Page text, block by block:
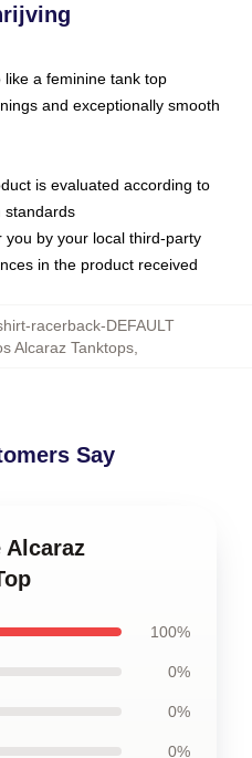
a feminine tank top
and exceptionally smooth
is evaluated according to
standards
by your local third-party
in the product received
racerback-DEFAULT
Alcaraz Tanktops
Say
Alcaraz
100%
0%
0%
0%